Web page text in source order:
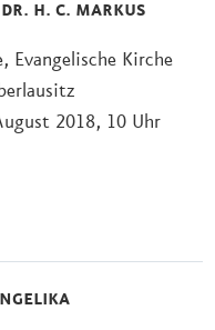
H. C. MARKUS
Evangelische Kirche
2018, 10 Uhr